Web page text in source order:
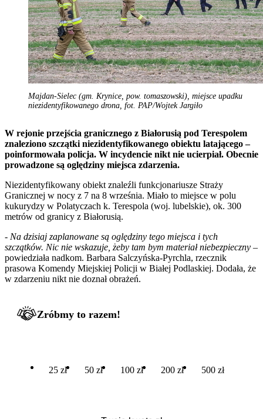
Majdan-Sielec (gm. Krynice, pow. tomaszowski), miejsce upadku
niezidentyfikowanego drona, fot. PAP/Wojtek Jargiło
W rejonie przejścia granicznego z Białorusią pod Terespolem
znaleziono szczątki niezidentyfikowanego obiektu latającego –
poinformowała policja. W incydencie nikt nie ucierpiał. Obecnie
prowadzone są oględziny miejsca zdarzenia.
Niezidentyfikowany obiekt znaleźli funkcjonariusze Straży
Granicznej w nocy z 7 na 8 września. Miało to miejsce w polu
kukurydzy w Polatyczach k. Terespola (woj. lubelskie), ok. 300
metrów od granicy z Białorusią.
- Na dzisiaj zaplanowane są oględziny tego miejsca i tych
szczątków. Nic nie wskazuje, żeby tam bym materiał niebezpieczny –
powiedziała nadkom. Barbara Salczyńska-Pyrchla, rzecznik
prasowa Komendy Miejskiej Policji w Białej Podlaskiej. Dodała, że
w zdarzeniu nikt nie doznał obrażeń.
Zróbmy to razem!
25 zł 50 zł 100 zł 200 zł 500 zł